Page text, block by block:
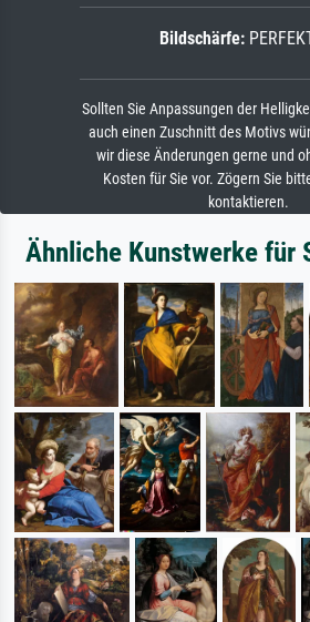
Bildschärfe:
Sollten Sie Anpassungen der
auch einen Zuschnitt des Motivs
wir diese Änderungen gerne und
Kosten für Sie vor. Zögern Sie
kontaktieren.
Ähnliche Kunstwerke für